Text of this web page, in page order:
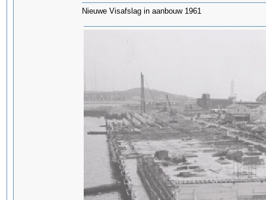
Nieuwe Visafslag in aanbouw 1961